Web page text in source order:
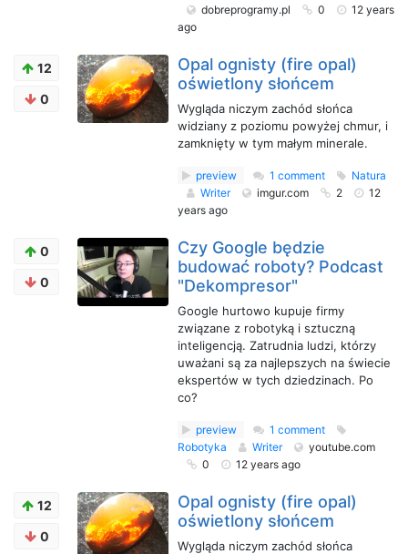
dobreprogramy.pl
0
12 years
ago
12
0
Opal ognisty (fire opal)
oświetlony słońcem
Wygląda niczym zachód słońca
widziany z poziomu powyżej chmur, i
zamknięty w tym małym minerale.
preview 1 comment
Natura
Writer
imgur.com 2
12
years ago
0
0
Czy Google będzie
budować roboty? Podcast
"Dekompresor"
Google hurtowo kupuje firmy
związane z robotyką i sztuczną
inteligencją. Zatrudnia ludzi, którzy
uważani są za najlepszych na świecie
ekspertów w tych dziedzinach. Po
co?
preview
1 comment
Robotyka
Writer
youtube.com
0
12 years ago
12
0
Opal ognisty (fire opal)
oświetlony słońcem
Wygląda niczym zachód słońca